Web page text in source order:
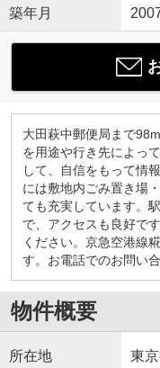
築年月
大田萩中郵便局まで
を用途や行き先によっ
して、自信をもって情
には敷地内ごみ置き場
ても充実しています。
で、アクセスも良好で
ください。京急空港線
す。お電話でのお問い
物件概要
所在地 東